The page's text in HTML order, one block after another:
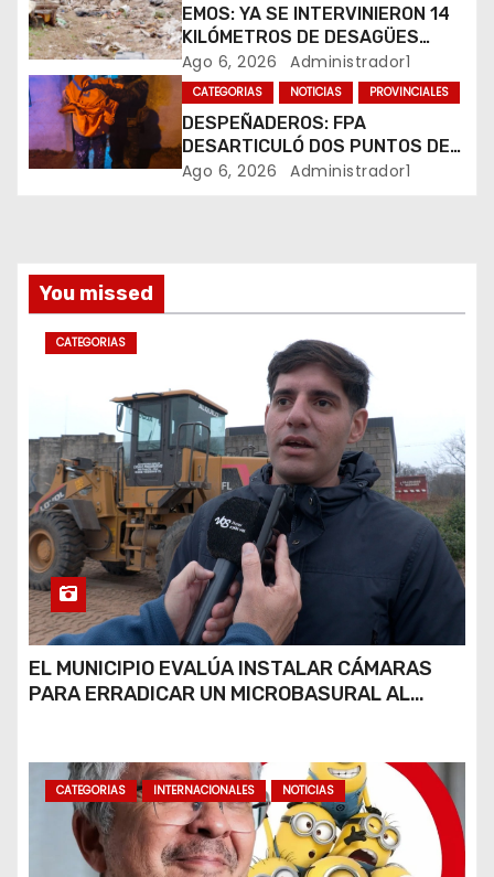
t
r
a
d
EMOS: YA SE INTERVINIERON 14
KILÓMETROS DE DESAGÜES
PLUVIALES
Ago 6, 2026 Administrador1
CATEGORIAS NOTICIAS PROVINCIALES
DESPEÑADEROS: FPA
DESARTICULÓ DOS PUNTOS DE
VENTA DE DROGAS. TRES
Ago 6, 2026 Administrador1
You missed
CATEGORIAS
EL MUNICIPIO EVALÚA INSTALAR CÁMARAS
PARA ERRADICAR UN MICROBASURAL AL
CATEGORIAS INTERNACIONALES NOTICIAS